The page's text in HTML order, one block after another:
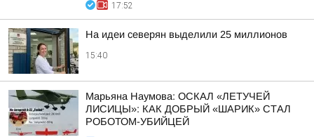
17:52
На идеи северян выделили 25 миллионов
15:40
Марьяна Наумова: ОСКАЛ «ЛЕТУЧЕЙ
ЛИСИЦЫ»: КАК ДОБРЫЙ «ШАРИК» СТАЛ
РОБОТОМ-УБИЙЦЕЙ